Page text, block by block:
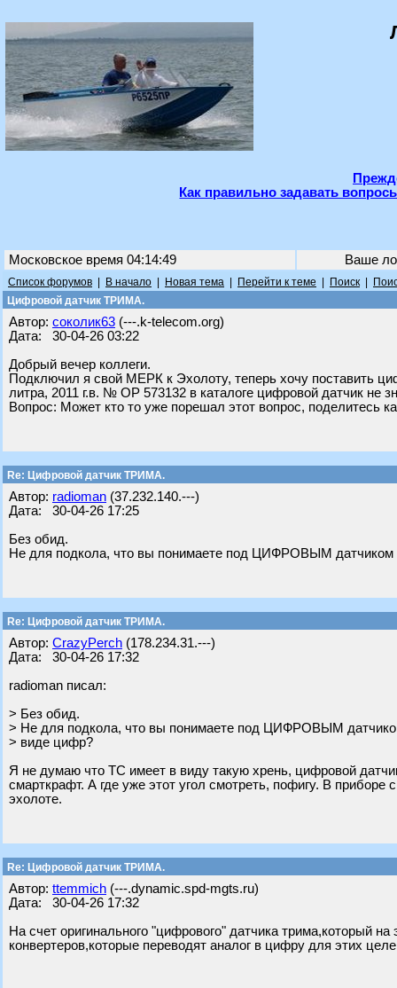
Как правильно задавать
Московское время 04:14:49 Ваше
Список форумов В начало Новая тема Перейти к теме Поиск
Цифровой датчик ТРИМА.
Автор: соколик63 (---.k-telecom.org)
Дата: 30-04-26 03:22
Добрый вечер коллеги.
Подключил я свой МЕРК к Эхолоту, теперь хочу поставить
литра, 2011 г.в. № OP 573132 в каталоге цифровой датчик не
Вопрос: Может кто то уже порешал этот вопрос, поделитесь
Re: Цифровой датчик ТРИМА.
Автор: radioman (37.232.140.---)
Дата: 30-04-26 17:25
Без обид.
Не для подкола, что вы понимаете под ЦИФРОВЫМ датчиком
Re: Цифровой датчик ТРИМА.
Автор: CrazyPerch (178.234.31.---)
Дата: 30-04-26 17:32
radioman писал:
> Без обид.
> Не для подкола, что вы понимаете под ЦИФРОВЫМ
> виде цифр?
Я не думаю что ТС имеет в виду такую хрень, цифровой
смарткрафт. А где уже этот угол смотреть, пофигу. В
эхолоте.
Re: Цифровой датчик ТРИМА.
Автор: ttemmich (---.dynamic.spd-mgts.ru)
Дата: 30-04-26 17:32
На счет оригинального "цифрового" датчика трима,который
конвертеров,которые переводят аналог в цифру для этих